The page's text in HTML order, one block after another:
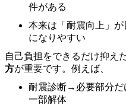
件がある
本来は「耐震向上」
になりやすい
自己負担をできるだけ抑え
方が重要です。例えば、
耐震診断→必要部分
一部解体